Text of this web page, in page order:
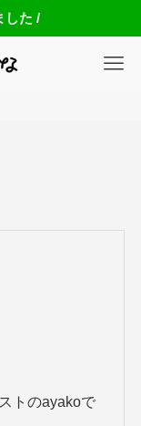
した /
トのayakoで